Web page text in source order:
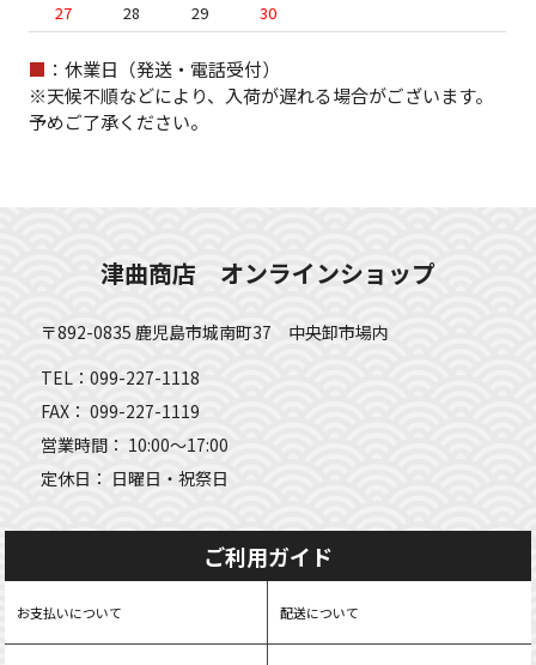
27
28 29 30
■ ：休業日（発送・電話受付）
※天候不順などにより、入荷が遅れる場合がございます。
予めご了承ください。
津曲商店 オンラインショップ
〒892-0835 鹿児島市城南町37 中央卸市場内
TEL：099-227-1118
FAX： 099-227-1119
営業時間： 10:00～17:00
定休日： 日曜日・祝祭日
ご利用ガイド
お支払いについて 配送について